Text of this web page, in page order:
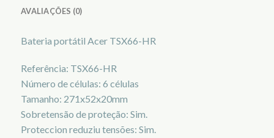
AVALIAÇÕES (0)
Bateria portátil Acer TSX66-HR
Referência: TSX66-HR
Número de células: 6 células
Tamanho: 271x52x20mm
Sobretensão de proteção: Sim.
Proteccion reduziu tensões: Sim.